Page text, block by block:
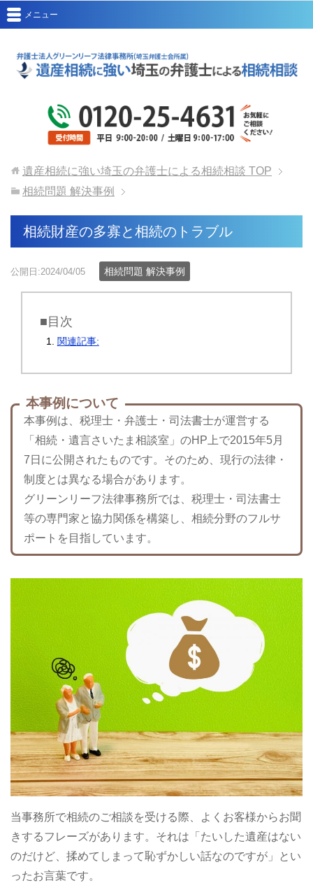
メニュー
遺産相続に強い埼玉の弁護士による相続相談 TOP
相続問題 解決事例
相続財産の多寡と相続のトラブル
公開日:2024/04/05 相続問題 解決事例
■目次
関連記事:
本事例について
本事例は、税理士・弁護士・司法書士が運営する
「相続・遺言さいたま相談室」のHP上で2015年5月
7日に公開されたものです。そのため、現行の法律・
制度とは異なる場合があります。
グリーンリーフ法律事務所では、税理士・司法書士
等の専門家と協力関係を構築し、相続分野のフルサ
ポートを目指しています。
当事務所で相続のご相談を受ける際、よくお客様からお聞
きするフレーズがあります。それは「たいした遺産はない
のだけど、揉めてしまって恥ずかしい話なのですが」とい
ったお言葉です。